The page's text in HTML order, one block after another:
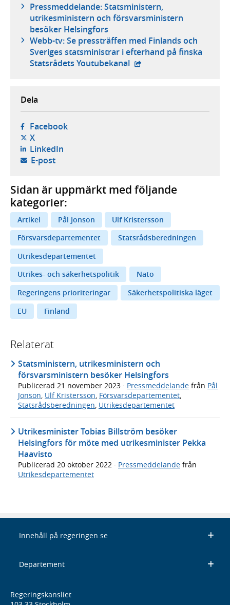
Pressmeddelande: Statsministern,
utrikesministern och försvarsministern
besöker Helsingfors
Webb-tv: Se pressträffen med Finlands och
Sveriges statsministrar i efterhand på finska
Statsrådets Youtubekanal - extern webbplats,
Dela
Facebook- öppnas i ny flik, extern webbplats,
X- öppnas i ny flik, extern webbplats,
LinkedIn- öppnas i ny flik, extern webbplats,
E-post- öppnar din e-postklient,
Sidan är uppmärkt med följande
kategorier:
Artikel Pål Jonson
Ulf Kristersson
Försvarsdepartementet
Statsrådsberedningen
Utrikesdepartementet
Utrikes- och säkerhetspolitik
Nato
Regeringens prioriteringar
Säkerhetspolitiska läget
EU
Finland
Relaterat
Statsministern, utrikesministern och
försvarsministern besöker Helsingfors
Publicerad 21 november 2023 · Pressmeddelande från Pål
Jonson Ulf Kristersson Försvarsdepartementet
Statsrådsberedningen Utrikesdepartementet
Utrikesminister Tobias Billström besöker
Helsingfors för möte med utrikesminister Pekka
Haavisto
Publicerad 20 oktober 2022 · Pressmeddelande från
Utrikesdepartementet
Innehåll på regeringen.se
Departement
Regeringskansliet